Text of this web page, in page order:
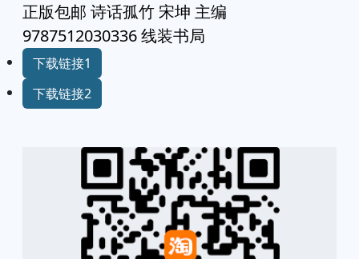
正版包邮 诗话孤竹 宋坤 主编
9787512030336 线装书局
下载链接1
下载链接2